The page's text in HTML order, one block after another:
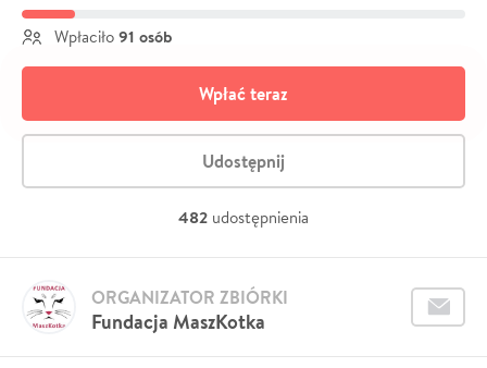
Wpłaciło 91 osób
Wpłać teraz
Udostępnij
482 udostępnienia
Fundacja MaszKotka
ORGANIZATOR ZBIÓRKI